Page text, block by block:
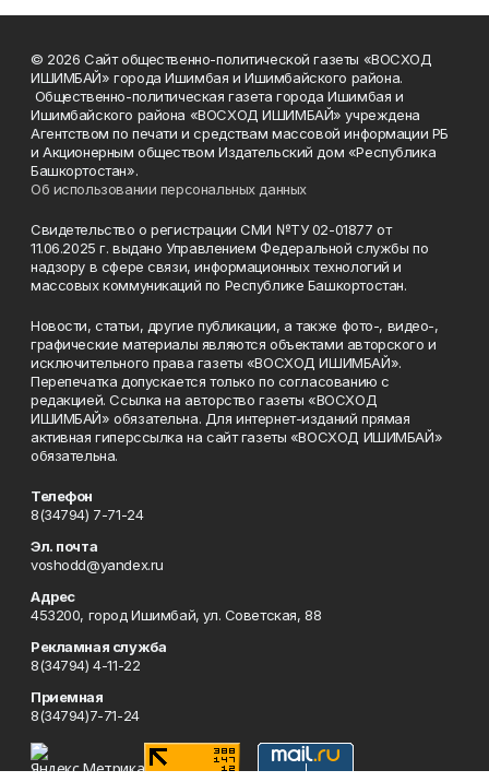
© 2026 Сайт общественно-политической газеты «ВОСХОД
ИШИМБАЙ» города Ишимбая и Ишимбайского района.
Общественно-политическая газета города Ишимбая и
Ишимбайского района «ВОСХОД ИШИМБАЙ» учреждена
Агентством по печати и средствам массовой информации РБ
и Акционерным обществом Издательский дом «Республика
Башкортостан».
Об использовании персональных данных
Свидетельство о регистрации СМИ №ТУ 02-01877 от
11.06.2025 г. выдано Управлением Федеральной службы по
надзору в сфере связи, информационных технологий и
массовых коммуникаций по Республике Башкортостан.
Новости, статьи, другие публикации, а также фото-, видео-,
графические материалы являются объектами авторского и
исключительного права газеты «ВОСХОД ИШИМБАЙ».
Перепечатка допускается только по согласованию с
редакцией. Ссылка на авторство газеты «ВОСХОД
ИШИМБАЙ» обязательна. Для интернет-изданий прямая
активная гиперссылка на сайт газеты «ВОСХОД ИШИМБАЙ»
обязательна.
Телефон
8(34794) 7-71-24
Эл. почта
voshodd@yandex.ru
Адрес
453200, город Ишимбай, ул. Советская, 88
Рекламная служба
8(34794) 4-11-22
Приемная
8(34794)7-71-24